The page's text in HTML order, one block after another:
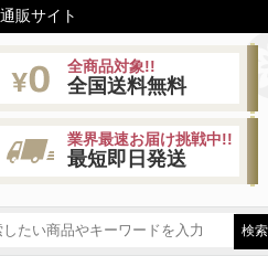
販サイト
全商品対象!!
全国送料無料
業界最速お届け挑戦中!!
最短即日発送